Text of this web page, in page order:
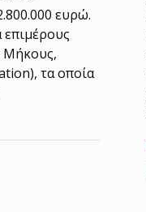
ευρώ.
επιμέρους
Μήκους,
τα οποία